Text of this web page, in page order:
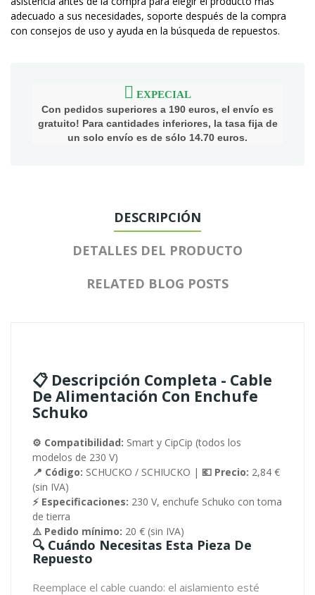
adecuado a sus necesidades, soporte después de la compra
con consejos de uso y ayuda en la búsqueda de repuestos.
EXPECIAL
Con pedidos superiores a 190 euros, el envío es
gratuito! Para cantidades inferiores, la tasa fija de
un solo envío es de sólo 14.70 euros.
DESCRIPCIÓN
DETALLES DEL PRODUCTO
RELATED BLOG POSTS
📋 Descripción Completa - Cable
De Alimentación Con Enchufe
Schuko
⚙️ Compatibilidad: Smart y CipCip (todos los
modelos de 230 V)
📍 Código: SCHUCKO / SCHIUCKO | 💶 Precio: 2,84 €
(sin IVA)
⚡ Especificaciones: 230 V, enchufe Schuko con toma
de tierra
⚠️ Pedido mínimo: 20 € (sin IVA)
🔍 Cuándo Necesitas Esta Pieza De
Repuesto
Reemplace el cable cuando: el aislamiento esté